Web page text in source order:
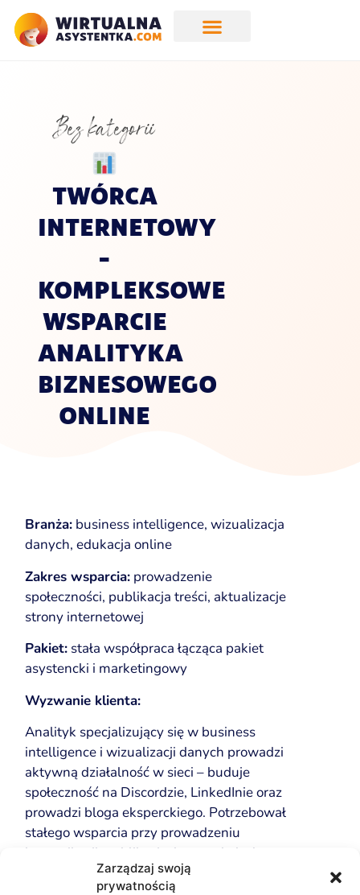
Zarządzaj swoją
prywatnością
Bez kategorii
TWÓRCA
INTERNETOWY
–
KOMPLEKSOWE
WSPARCIE
ANALITYKA
BIZNESOWEGO
ONLINE
Branża:business intelligence, wizualizacja
danych, edukacja online
Zakres wsparcia:prowadzenie
społeczności, publikacja treści, aktualizacje
strony internetowej
Pakiet:stała współpraca łącząca pakiet
asystencki i marketingowy
Wyzwanie klienta:
Analityk specjalizujący się w business
intelligence i wizualizacji danych prowadzi
aktywną działalność w sieci – buduje
społeczność na Discordzie, LinkedInie oraz
prowadzi bloga eksperckiego. Potrzebował
stałego wsparcia przy prowadzeniu
komunikacji, publikacjach oraz obsłudze
technicznej swojej strony.